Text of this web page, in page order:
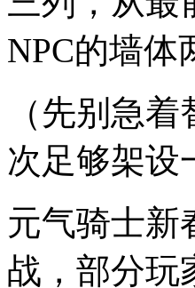
NPC的墙体
（先别急
次足够架设
元气骑士新
战，部分玩